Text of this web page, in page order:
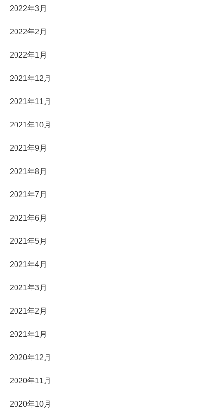
2022年3月
2022年2月
2022年1月
2021年12月
2021年11月
2021年10月
2021年9月
2021年8月
2021年7月
2021年6月
2021年5月
2021年4月
2021年3月
2021年2月
2021年1月
2020年12月
2020年11月
2020年10月